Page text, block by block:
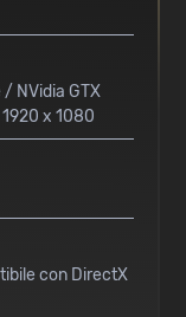
NVidia GTX
x 1080
con DirectX